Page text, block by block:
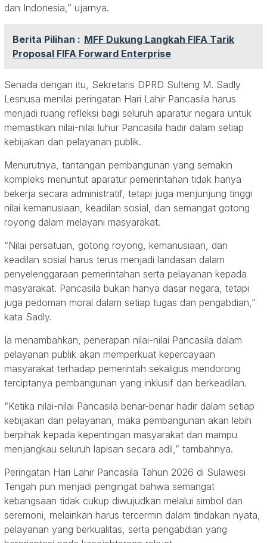
dan Indonesia,” ujarnya.
Berita Pilihan : MFF Dukung Langkah FIFA Tarik
Proposal FIFA Forward Enterprise
Senada dengan itu, Sekretaris DPRD Sulteng M. Sadly
Lesnusa menilai peringatan Hari Lahir Pancasila harus
menjadi ruang refleksi bagi seluruh aparatur negara untuk
memastikan nilai-nilai luhur Pancasila hadir dalam setiap
kebijakan dan pelayanan publik.
Menurutnya, tantangan pembangunan yang semakin
kompleks menuntut aparatur pemerintahan tidak hanya
bekerja secara administratif, tetapi juga menjunjung tinggi
nilai kemanusiaan, keadilan sosial, dan semangat gotong
royong dalam melayani masyarakat.
“Nilai persatuan, gotong royong, kemanusiaan, dan
keadilan sosial harus terus menjadi landasan dalam
penyelenggaraan pemerintahan serta pelayanan kepada
masyarakat. Pancasila bukan hanya dasar negara, tetapi
juga pedoman moral dalam setiap tugas dan pengabdian,”
kata Sadly.
Ia menambahkan, penerapan nilai-nilai Pancasila dalam
pelayanan publik akan memperkuat kepercayaan
masyarakat terhadap pemerintah sekaligus mendorong
terciptanya pembangunan yang inklusif dan berkeadilan.
“Ketika nilai-nilai Pancasila benar-benar hadir dalam setiap
kebijakan dan pelayanan, maka pembangunan akan lebih
berpihak kepada kepentingan masyarakat dan mampu
menjangkau seluruh lapisan secara adil,” tambahnya.
Peringatan Hari Lahir Pancasila Tahun 2026 di Sulawesi
Tengah pun menjadi pengingat bahwa semangat
kebangsaan tidak cukup diwujudkan melalui simbol dan
seremoni, melainkan harus tercermin dalam tindakan nyata,
pelayanan yang berkualitas, serta pengabdian yang